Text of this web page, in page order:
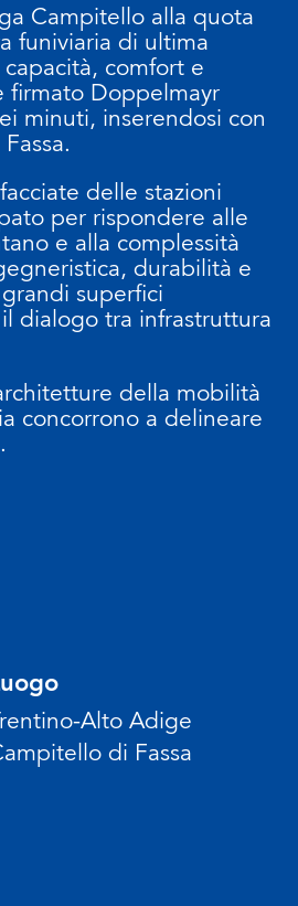
Campitello alla quota
funiviaria di ultima
comfort e
firmato Doppelmayr
minuti, inserendosi con
delle stazioni
per rispondere alle
e alla complessità
durabilità e
superfici
dialogo tra infrastruttura
della mobilità
concorrono a delineare
Alto Adige
di Fassa